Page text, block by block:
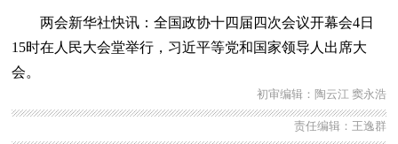
两会新华社快讯：全国政协十四届四次会议开幕会4日
15时在人民大会堂举行，习近平等党和国家领导人出席大
会。
初审编辑：陶云江 窦永浩
责任编辑：王逸群